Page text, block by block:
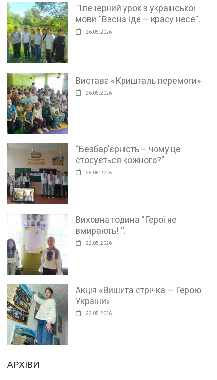
Пленерний урок з української
мови “Весна іде – красу несе”.
26.05.2026
Вистава «Кришталь перемоги»
26.05.2026
“Безбар’єрність – чому це
стосується кожного?”
25.05.2026
Виховна година “Герої не
вмирають! “.
22.05.2026
Акція «Вишита стрічка — Герою
України»
22.05.2026
АРХІВИ